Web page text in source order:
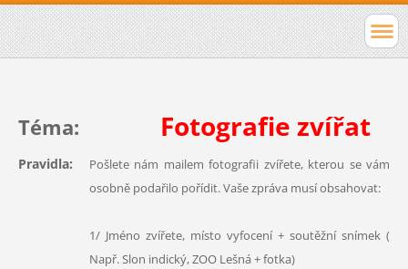
Téma: Fotografie zvířat
Pravidla:
Pošlete nám mailem fotografii zvířete, kterou se vám
osobně podařilo pořídit. Vaše zpráva musí obsahovat:
1/ Jméno zvířete, místo vyfocení + soutěžní snímek (
Např. Slon indický, ZOO Lešná + fotka)